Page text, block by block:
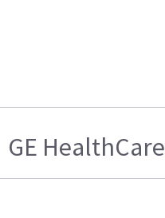
GE HealthCare